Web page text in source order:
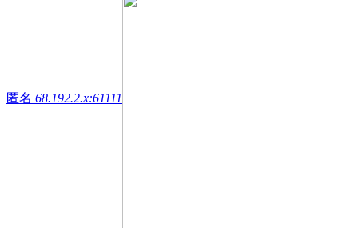
匿名 68.192.2.x:61111